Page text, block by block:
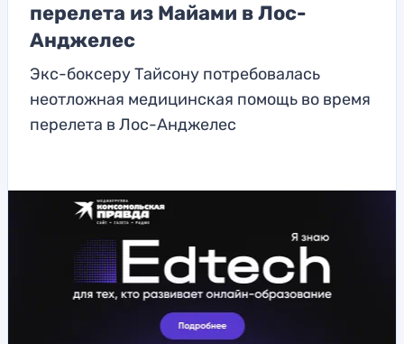
перелета из Майами в Лос-
Анджелес
Экс-боксеру Тайсону потребовалась
неотложная медицинская помощь во время
перелета в Лос-Анджелес